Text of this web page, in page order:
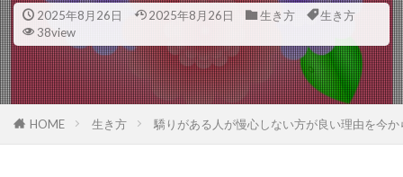
2025年8月26日 2025年8月26日 生き方
生き方
38view
HOME 生き方 驕りがある人が慢心しない方が良い理由を今